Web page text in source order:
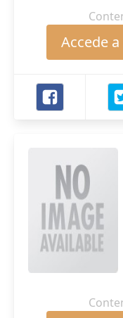
Accede